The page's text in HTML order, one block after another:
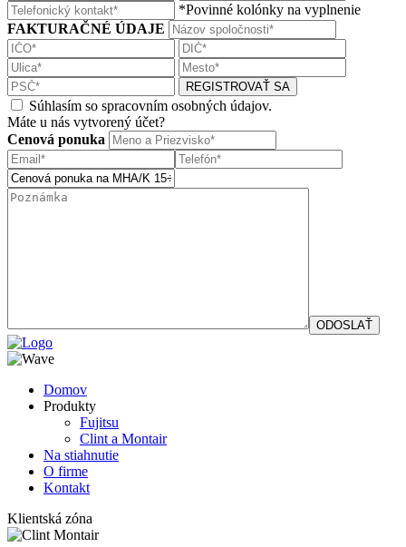
*Povinné kolónky na vyplnenie
FAKTURAČNÉ ÚDAJE
REGISTROVAŤ SA
Súhlasím so spracovním osobných údajov.
Máte u nás vytvorený účet?
Cenová ponuka
Domov
Produkty
Fujitsu
Clint a Montair
Na stiahnutie
O firme
Kontakt
Klientská zóna